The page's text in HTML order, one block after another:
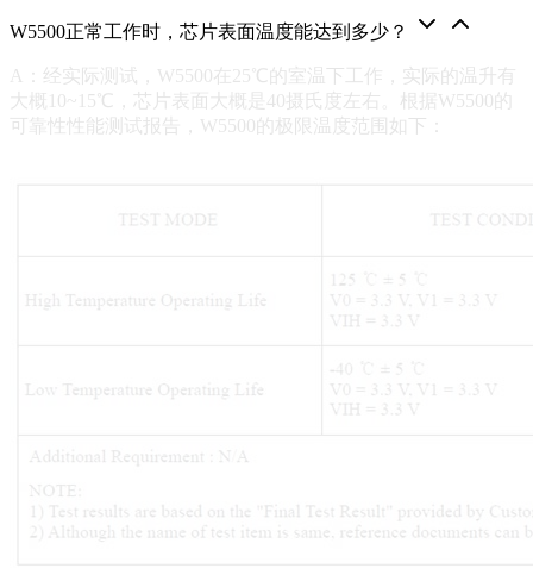
W5500正常工作时，芯片表面温度能达到多少？
A：经实际测试，W5500在25℃的室温下工作，实际的温升有
大概10~15℃，芯片表面大概是40摄氏度左右。根据W5500的
可靠性性能测试报告，W5500的极限温度范围如下：